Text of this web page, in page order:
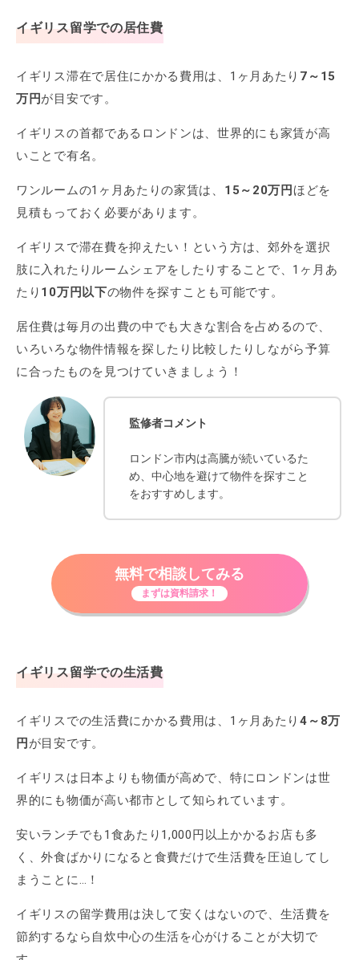
イギリス留学での居住費
イギリス滞在で居住にかかる費用は、1ヶ月あたり 7～15
万円が目安です。
イギリスの首都であるロンドンは、世界的にも家賃が高
いことで有名。
ワンルームの1ヶ月あたりの家賃は、 15～20万円ほどを
見積もっておく必要があります。
イギリスで滞在費を抑えたい！という方は、郊外を選択
肢に入れたりルームシェアをしたりすることで、1ヶ月あ
たり 10万円以下の物件を探すことも可能です。
居住費は毎月の出費の中でも大きな割合を占めるので、
いろいろな物件情報を探したり比較したりしながら予算
に合ったものを見つけていきましょう！
監修者コメント
ロンドン市内は高騰が続いているた
め、中心地を避けて物件を探すこと
をおすすめします。
無料で相談してみる
まずは資料請求！
イギリス留学での生活費
イギリスでの生活費にかかる費用は、1ヶ月あたり4～8万
円 が目安です。
イギリスは日本よりも物価が高めで、特にロンドンは世
界的にも物価が高い都市として知られています。
安いランチでも1食あたり1,000円以上かかるお店も多
く、外食ばかりになると食費だけで生活費を圧迫してし
まうことに…！
イギリスの留学費用は決して安くはないので、生活費を
節約するなら自炊中心の生活を心がけることが大切で